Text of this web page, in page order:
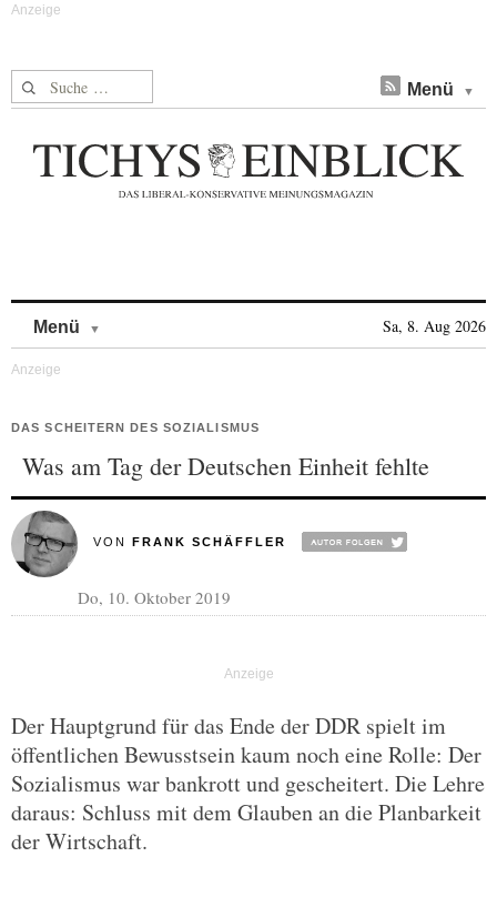
Suche nach: Menü
Menü Sa, 8. Aug 2026
DAS SCHEITERN DES SOZIALISMUS
Was am Tag der Deutschen Einheit fehlte
VON FRANK SCHÄFFLER
Do, 10. Oktober 2019
Der Hauptgrund für das Ende der DDR spielt im
öffentlichen Bewusstsein kaum noch eine Rolle: Der
Sozialismus war bankrott und gescheitert. Die Lehre
daraus: Schluss mit dem Glauben an die Planbarkeit
der Wirtschaft.